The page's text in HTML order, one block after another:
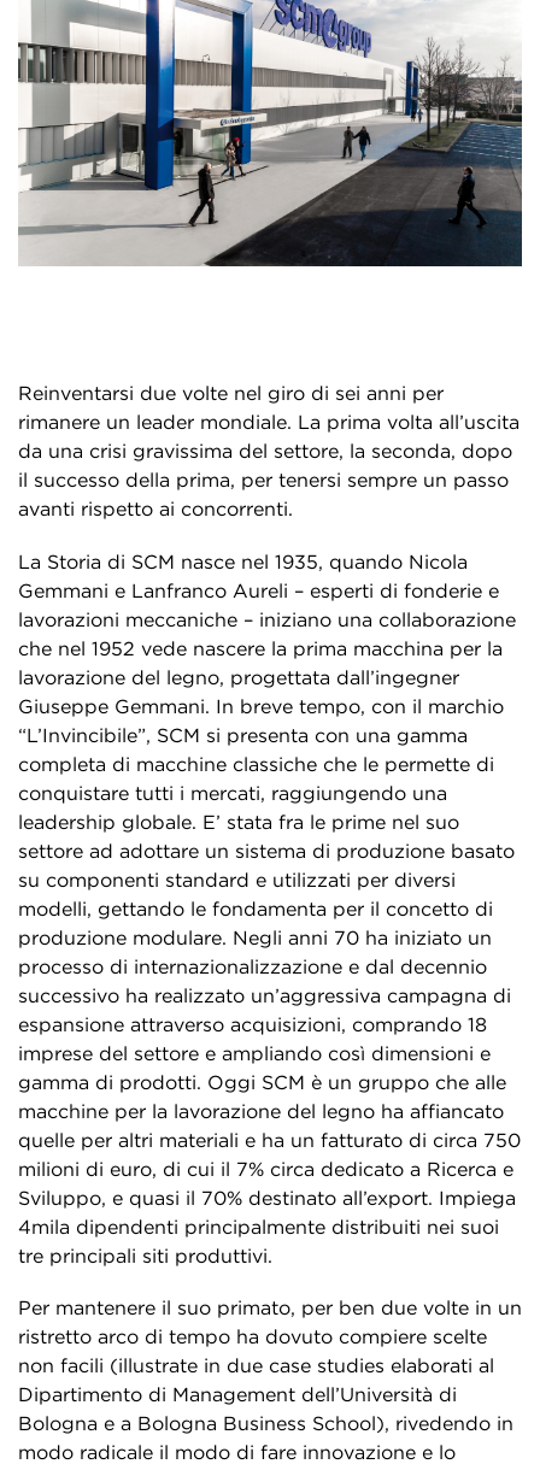
Reinventarsi due volte nel giro di sei anni per
rimanere un leader mondiale. La prima volta all’uscita
da una crisi gravissima del settore, la seconda, dopo
il successo della prima, per tenersi sempre un passo
avanti rispetto ai concorrenti.
La Storia di SCM nasce nel 1935, quando Nicola
Gemmani e Lanfranco Aureli – esperti di fonderie e
lavorazioni meccaniche – iniziano una collaborazione
che nel 1952 vede nascere la prima macchina per la
lavorazione del legno, progettata dall’ingegner
Giuseppe Gemmani. In breve tempo, con il marchio
“L’Invincibile”, SCM si presenta con una gamma
completa di macchine classiche che le permette di
conquistare tutti i mercati, raggiungendo una
leadership globale. E’ stata fra le prime nel suo
settore ad adottare un sistema di produzione basato
su componenti standard e utilizzati per diversi
modelli, gettando le fondamenta per il concetto di
produzione modulare. Negli anni 70 ha iniziato un
processo di internazionalizzazione e dal decennio
successivo ha realizzato un’aggressiva campagna di
espansione attraverso acquisizioni, comprando 18
imprese del settore e ampliando così dimensioni e
gamma di prodotti. Oggi SCM è un gruppo che alle
macchine per la lavorazione del legno ha affiancato
quelle per altri materiali e ha un fatturato di circa 750
milioni di euro, di cui il 7% circa dedicato a Ricerca e
Sviluppo, e quasi il 70% destinato all’export. Impiega
4mila dipendenti principalmente distribuiti nei suoi
tre principali siti produttivi.
Per mantenere il suo primato, per ben due volte in un
ristretto arco di tempo ha dovuto compiere scelte
non facili (illustrate in due case studies elaborati al
Dipartimento di Management dell’Università di
Bologna e a Bologna Business School), rivedendo in
modo radicale il modo di fare innovazione e lo